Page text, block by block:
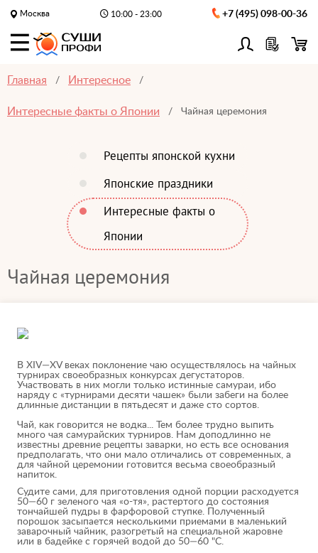
Москва 10:00 - 23:00 +7 (495) 098-00-36
Главная Интересное
Интересные факты о Японии Чайная церемония
Рецепты японской кухни
Японские праздники
Интересные факты о
Японии
Чайная церемония
В XIV—XV веках поклонение чаю осуществлялось на чайных
турнирах своеобразных конкурсах дегустаторов.
Участвовать в них могли только истинные самураи, ибо
наряду с «турнирами десяти чашек» были забеги на более
длинные дистанции в пятьдесят и даже сто сортов.
Чай, как говорится не водка... Тем более трудно выпить
много чая самурайских турниров. Нам доподлинно не
известны древние рецепты заварки, но есть все основания
предполагать, что они мало отличались от современных, а
для чайной церемонии готовится весьма своеобразный
напиток.
Судите сами, для приготовления одной порции расходуется
50—60 г зеленого чая «о-тя», растертого до состояния
тончайшей пудры в фарфоровой ступке. Полученный
порошок засыпается несколькими приемами в маленький
заварочный чайник, разогретый на специальной жаровне
или в бадейке с горячей водой до 50—60 "С.